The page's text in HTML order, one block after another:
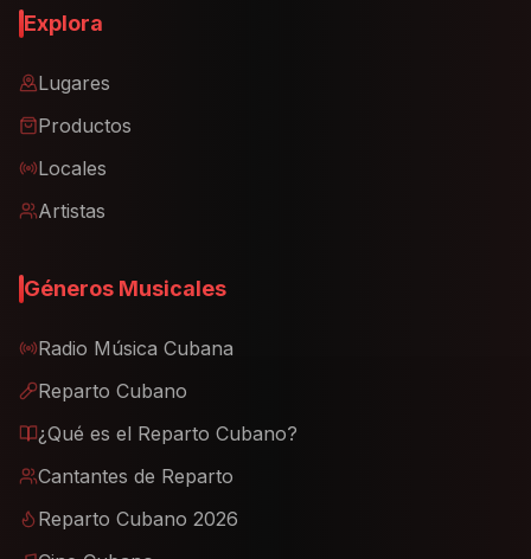
Explora
Lugares
Productos
Locales
Artistas
Géneros Musicales
Radio Música Cubana
Reparto Cubano
¿Qué es el Reparto Cubano?
Cantantes de Reparto
Reparto Cubano 2026